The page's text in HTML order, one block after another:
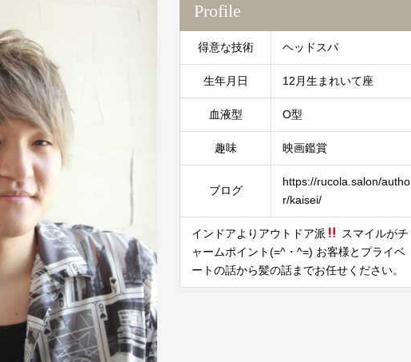
Profile
得意な技術 ヘッドスパ
生年月日 12月生まれいて座
血液型 O型
趣味 映画鑑賞
ブログ
https://rucola.salon/autho
r/kaisei/
インドアよりアウトドア派
スマイルがチ
ャームポイント(=^・^=) お客様とプライベ
ートの話から髪の話までお任せください。